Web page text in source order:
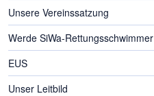
Unsere Vereinssatzung
Werde SiWa-Rettungsschwimmer
EUS
Unser Leitbild